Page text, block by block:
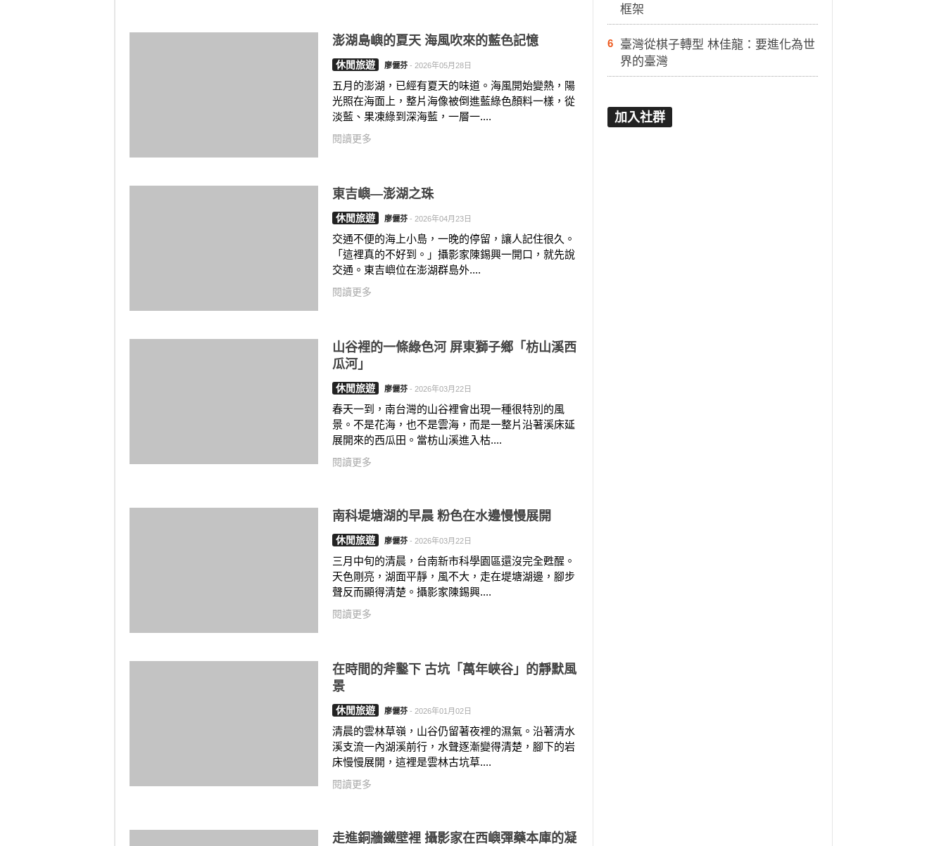
澎湖島嶼的夏天 海風吹來的藍色記憶
休閒旅遊 廖儷芬 - 2026年05月28日
五月的澎湖，已經有夏天的味道。海風開始變熱，陽
光照在海面上，整片海像被倒進藍綠色顏料一樣，從
淡藍、果凍綠到深海藍，一層一....
閱讀更多
東吉嶼—澎湖之珠
休閒旅遊 廖儷芬 - 2026年04月23日
交通不便的海上小島，一晚的停留，讓人記住很久。
「這裡真的不好到。」攝影家陳錫興一開口，就先說
交通。東吉嶼位在澎湖群島外....
閱讀更多
山谷裡的一條綠色河 屏東獅子鄉「枋山溪西
瓜河」
休閒旅遊 廖儷芬 - 2026年03月22日
春天一到，南台灣的山谷裡會出現一種很特別的風
景。不是花海，也不是雲海，而是一整片沿著溪床延
展開來的西瓜田。當枋山溪進入枯....
閱讀更多
南科堤塘湖的早晨 粉色在水邊慢慢展開
休閒旅遊 廖儷芬 - 2026年03月22日
三月中旬的清晨，台南新市科學園區還沒完全甦醒。
天色剛亮，湖面平靜，風不大，走在堤塘湖邊，腳步
聲反而顯得清楚。攝影家陳錫興....
閱讀更多
在時間的斧鑿下 古坑「萬年峽谷」的靜默風
景
休閒旅遊 廖儷芬 - 2026年01月02日
清晨的雲林草嶺，山谷仍留著夜裡的濕氣。沿著清水
溪支流一內湖溪前行，水聲逐漸變得清楚，腳下的岩
床慢慢展開，這裡是雲林古坑草....
閱讀更多
走進銅牆鐵壁裡 攝影家在西嶼彈藥本庫的凝
框架
6
臺灣從棋子轉型 林佳龍：要進化為世
界的臺灣
加入社群